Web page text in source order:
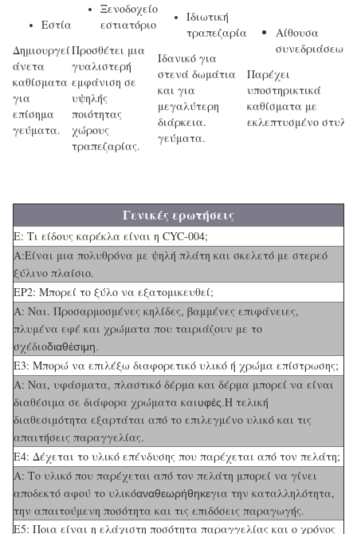
Εστία
Δημιουργεί
άνετα
καθίσματα
για
επίσημα
γεύματα.
Ξενοδοχείο
εστιατόριο
Προσθέτει μια
γυαλιστερή
εμφάνιση σε
υψηλής
ποιότητας
χώρους
τραπεζαρίας.
Ιδιωτική
τραπεζαρία
Ιδανικό για
στενά δωμάτια
και για
μεγαλύτερη
διάρκεια.
γεύματα.
Αίθουσα
συνεδριάσεων
Παρέχει
υποστηρικτικά
καθίσματα με
εκλεπτυσμένο στυλ.
Γενικές ερωτήσεις
Ε: Τι είδους καρέκλα είναι η CYC-004;
Α:Είναι μια πολυθρόνα με ψηλή πλάτη και σκελετό με στερεό
ξύλινο πλαίσιο.
ΕΡ2: Μπορεί το ξύλο να εξατομικευθεί;
Α: Ναι. Προσαρμοσμένες κηλίδες, βαμμένες επιφάνειες,
πλυμένα εφέ και χρώματα που ταιριάζουν με το
σχέδιοδιαθέσιμη.
Ε3: Μπορώ να επιλέξω διαφορετικό υλικό ή χρώμα επίστρωσης;
Α: Ναι, υφάσματα, πλαστικό δέρμα και δέρμα μπορεί να είναι
διαθέσιμα σε διάφορα χρώματα καιυφές. Η τελική
διαθεσιμότητα εξαρτάται από το επιλεγμένο υλικό και τις
απαιτήσεις παραγγελίας.
Ε4: Δέχεται το υλικό επένδυσης που παρέχεται από τον πελάτη;
Α: Το υλικό που παρέχεται από τον πελάτη μπορεί να γίνει
αποδεκτό αφού το υλικόαναθεωρήθηκεγια την καταλληλότητα,
την απαιτούμενη ποσότητα και τις επιδόσεις παραγωγής.
Ε5: Ποια είναι η ελάχιστη ποσότητα παραγγελίας και ο χρόνος